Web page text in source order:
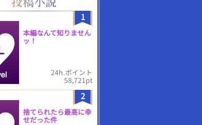
1
本編なんて知りません
ッ！
24h.ポイント
58,721pt
2
捨てられたら最高に幸
せだった件